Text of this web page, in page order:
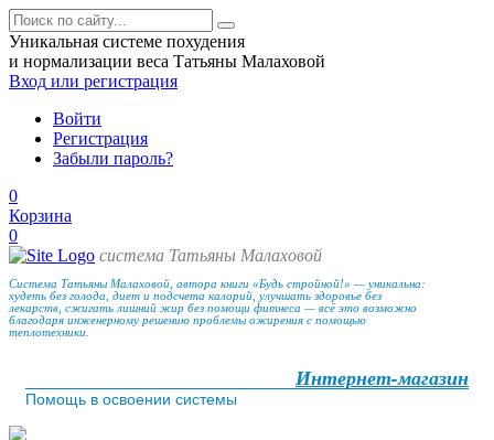
Уникальная системе похудения
и нормализации веса Татьяны Малаховой
Вход или регистрация
Войти
Регистрация
Забыли пароль?
0
Корзина
0
система Татьяны Малаховой
Система Татьяны Малаховой, автора книги «Будь стройной!» — уникальна:
худеть без голода, диет и подсчета калорий, улучшать здоровье без
лекарств, сжигать лишний жир без помощи фитнеса — всё это возможно
благодаря инженерному решению проблемы ожирения с помощью
теплотехники.
Интернет-магазин
Помощь в освоении системы